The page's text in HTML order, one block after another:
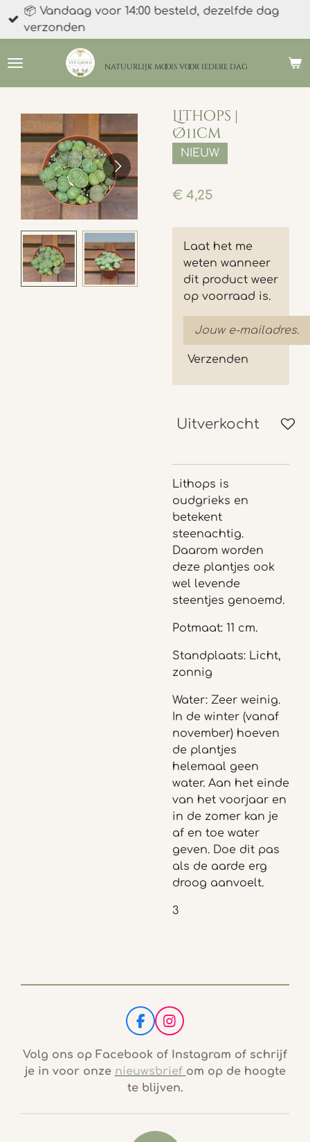
Ga
direct
de
natuurlijk moois voor iedere dag
📦 Vandaag voor 14:00 besteld, dezelfde dag
verzonden
Lithops |
Ø11cm
NIEUW
€ 4,25
Laat het me
weten wanneer
dit product weer
op voorraad is.
Verzenden
Uitverkocht
Lithops is
oudgrieks en
betekent
steenachtig.
Daarom worden
deze plantjes ook
wel levende
steentjes genoemd.
Potmaat: 11 cm.
Standplaats: Licht,
zonnig
Water: Zeer weinig.
In de winter (vanaf
november) hoeven
de plantjes
helemaal geen
water. Aan het einde
van het voorjaar en
in de zomer kan je
af en toe water
geven. Doe dit pas
als de aarde erg
droog aanvoelt.
3
F
a
c
b
o
k
I
n
s
t
a
g
a
Volg ons op Facebook of Instagram of schrijf
je in voor onze nieuwsbrief om op de hoogte
te blijven.